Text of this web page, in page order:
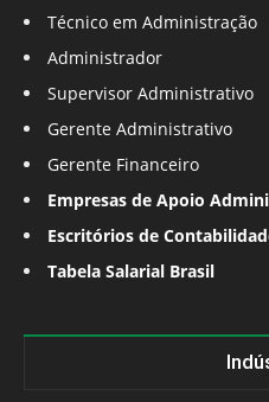
Técnico em Administração
Administrador
Supervisor Administrativo
Gerente Administrativo
Gerente Financeiro
Empresas de Apoio
Escritórios de
Tabela Salarial Brasil